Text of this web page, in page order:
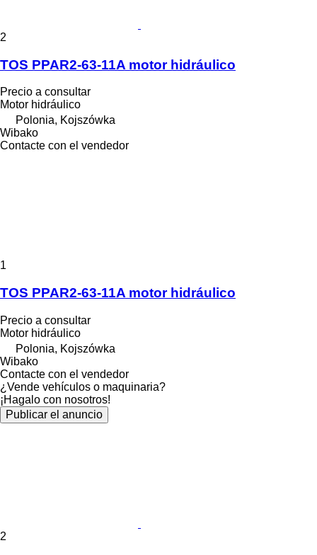
2
TOS PPAR2-63-11A motor hidráulico
Precio a consultar
Motor hidráulico
Polonia, Kojszówka
Wibako
Contacte con el vendedor
1
TOS PPAR2-63-11A motor hidráulico
Precio a consultar
Motor hidráulico
Polonia, Kojszówka
Wibako
Contacte con el vendedor
¿Vende vehículos o maquinaria?
¡Hagalo con nosotros!
Publicar el anuncio
2